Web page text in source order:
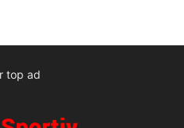
top ad